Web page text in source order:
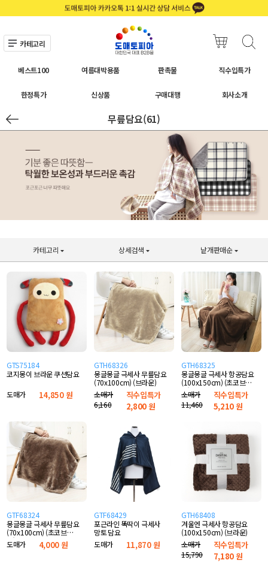
카테고리
베스트100 여름대박용품 판촉물 직수입특가
한정특가 신상품 구매대행 회사소개
무릎담요(61)
카테고리 상세검색 낱개판매순
GTS75184
코지몽이 브라운 쿠션담요
도매가
14,850 원
GTH68326
몽글몽글 극세사 무릎담요
(70x100cm) (브라운)
소매가
6,160
직수입특가
2,800원
GTH68325
몽글몽글 극세사 항공담요
(100x150cm) (초코브라
운)
소매가
11,460
직수입특가
5,210원
GTF68324
몽글몽글 극세사 무릎담요
(70x100cm) (초코브라
운)
도매가 4,000 원
GTF68429
포근라인 똑딱이 극세사
망토 담요
도매가
11,870 원
GTH68408
겨울엔 극세사 항공담요
(100x150cm) (브라운)
소매가
15,790
직수입특가
7,180원